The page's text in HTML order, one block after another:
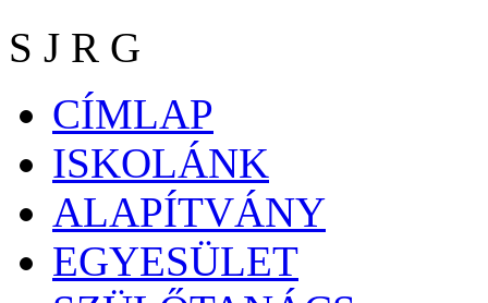
S J R G
CÍMLAP
ISKOLÁNK
ALAPÍTVÁNY
EGYESÜLET